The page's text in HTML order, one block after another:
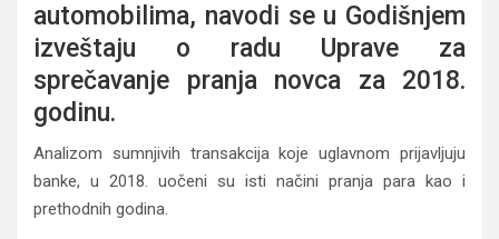
automobilima, navodi se u Godišnjem
izveštaju o radu Uprave za
sprečavanje pranja novca za 2018.
godinu.
Analizom sumnjivih transakcija koje uglavnom prijavljuju
banke, u 2018. uočeni su isti načini pranja para kao i
prethodnih godina.